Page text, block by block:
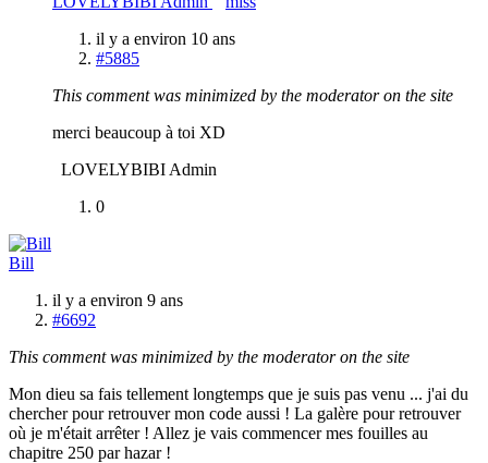
il y a environ 10 ans
#5885
This comment was minimized by the moderator on the site
merci beaucoup à toi XD
LOVELYBIBI Admin
0
Bill
il y a environ 9 ans
#6692
This comment was minimized by the moderator on the site
Mon dieu sa fais tellement longtemps que je suis pas venu ... j'ai du
chercher pour retrouver mon code aussi ! La galère pour retrouver
où je m'était arrêter ! Allez je vais commencer mes fouilles au
chapitre 250 par hazar !